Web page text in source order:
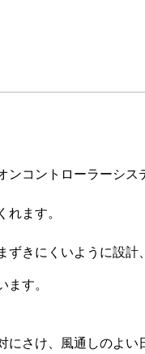
コントローラーシス
ます。
きにくいように設計
す。
さけ、風通しのよい